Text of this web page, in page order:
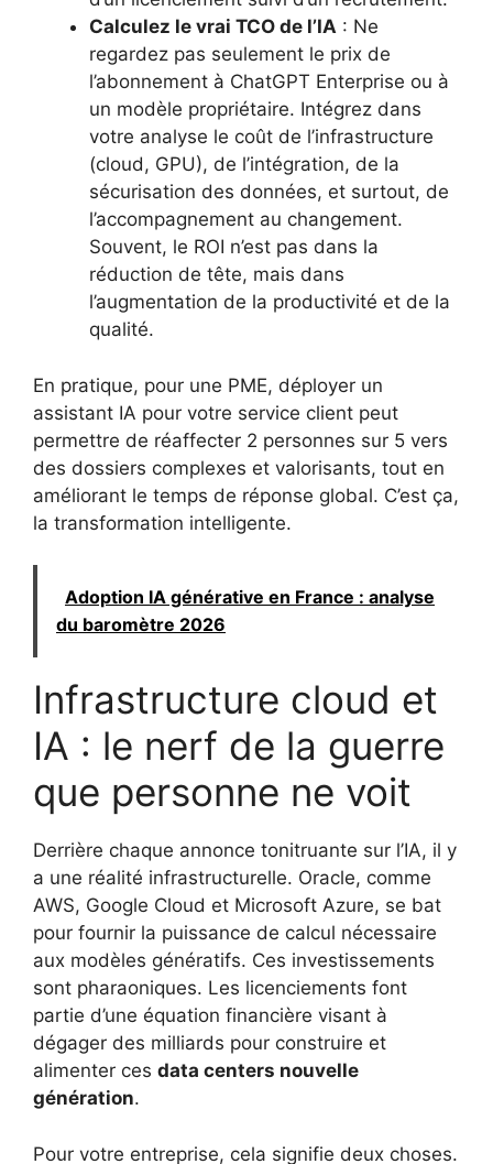
Calculez le vrai TCO de l’IA : Ne
regardez pas seulement le prix de
l’abonnement à ChatGPT Enterprise ou à
un modèle propriétaire. Intégrez dans
votre analyse le coût de l’infrastructure
(cloud, GPU), de l’intégration, de la
sécurisation des données, et surtout, de
l’accompagnement au changement.
Souvent, le ROI n’est pas dans la
réduction de tête, mais dans
l’augmentation de la productivité et de la
qualité.
En pratique, pour une PME, déployer un
assistant IA pour votre service client peut
permettre de réaffecter 2 personnes sur 5 vers
des dossiers complexes et valorisants, tout en
améliorant le temps de réponse global. C’est ça,
la transformation intelligente.
Adoption IA générative en France : analyse
du baromètre 2026
Infrastructure cloud et
IA : le nerf de la guerre
que personne ne voit
Derrière chaque annonce tonitruante sur l’IA, il y
a une réalité infrastructurelle. Oracle, comme
AWS, Google Cloud et Microsoft Azure, se bat
pour fournir la puissance de calcul nécessaire
aux modèles génératifs. Ces investissements
sont pharaoniques. Les licenciements font
partie d’une équation financière visant à
dégager des milliards pour construire et
alimenter ces data centers nouvelle
génération.
Pour votre entreprise, cela signifie deux choses.